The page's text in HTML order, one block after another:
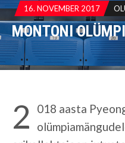
16. NOVEMBER 2017
MONTONI
2
018 aasta